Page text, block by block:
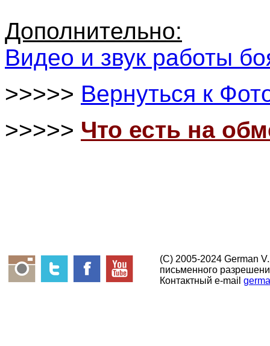
Дополнительно:
Видео и звук работы
>>>>> Вернуться к
>>>>> Что есть на
(C) 2005-2024 German
письменного
Контактный e-mail